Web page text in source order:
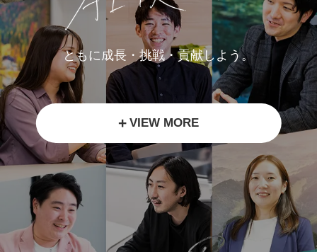
ともに成長・挑戦・貢献しよう。
+ VIEW MORE